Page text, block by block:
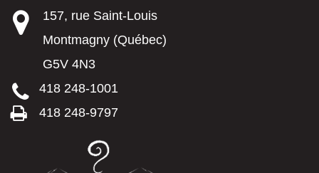
157, rue Saint-Louis
Montmagny (Québec)
G5V 4N3
418 248-1001
418 248-9797